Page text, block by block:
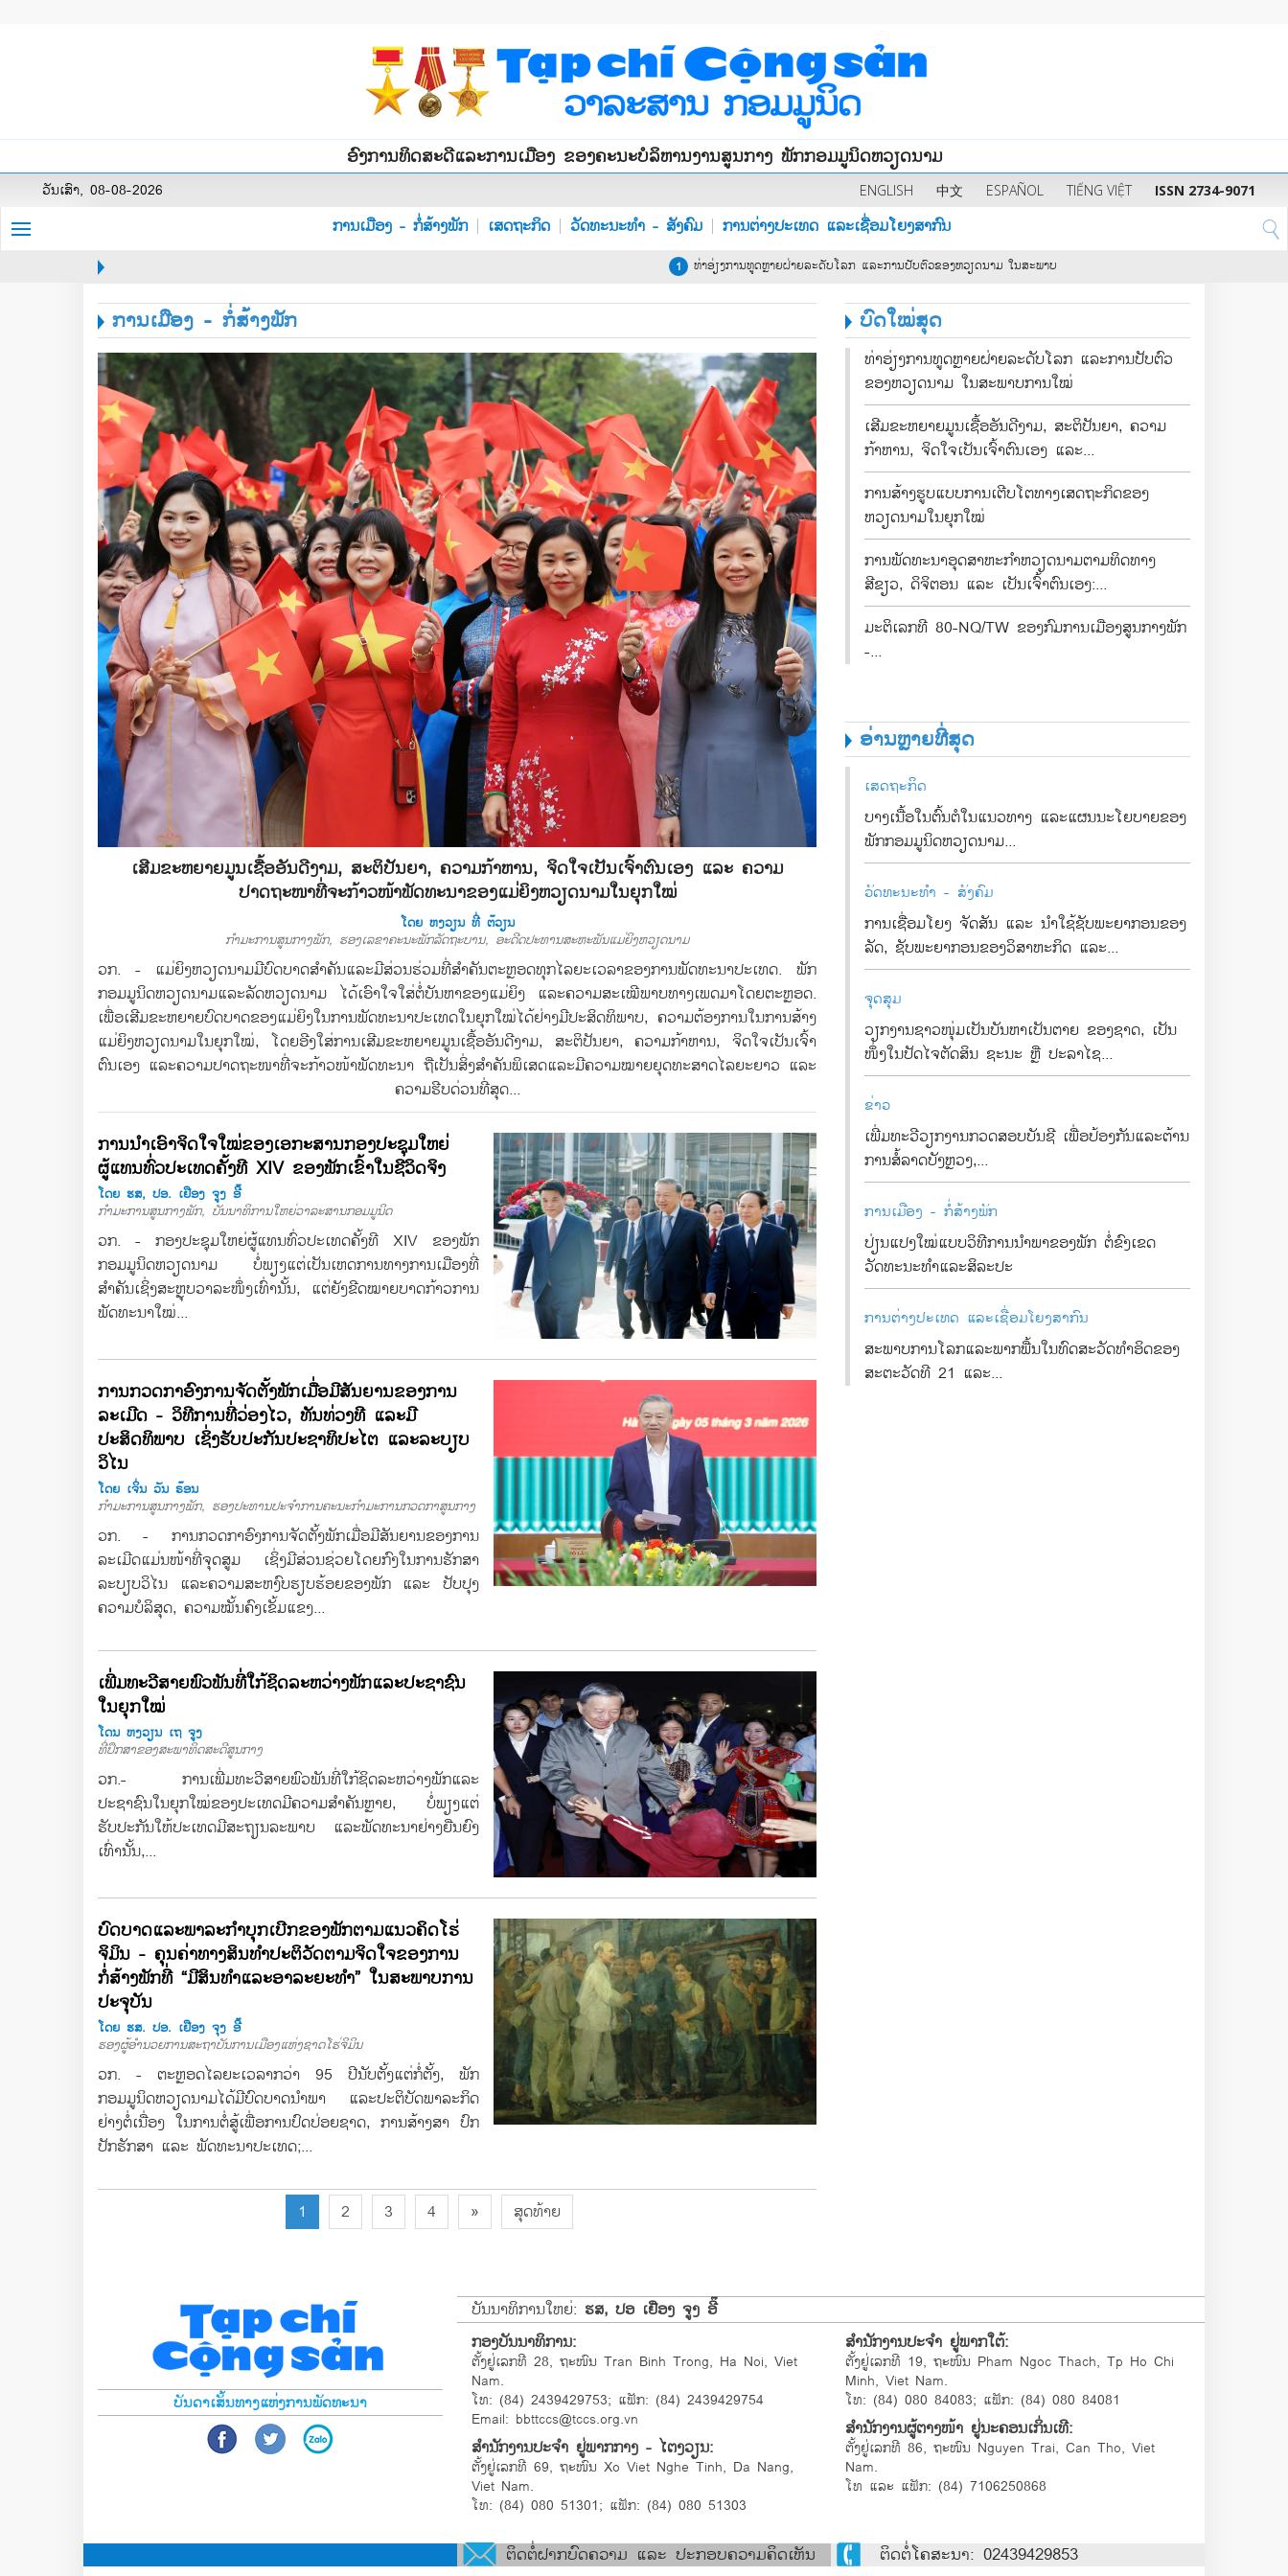
ອົງການທິດສະດີແລະການເມືອງ ຂອງຄະນະບໍລິຫານງານສູນກາງ ພັກກອມມູນິດຫວຽດນາມ
ວັນເສົາ, 08-08-2026 ENGLISH 中文 ESPAÑOL TIẾNG VIỆT ISSN 2734-9071
ການເມືອງ - ກໍ່ສ້າງພັກ ເສດຖະກິດ ວັດທະນະທຳ - ສັງຄົມ ການຕ່າງປະເທດ ແລະເຊື່ອມໂຍງສາກົນ
ທ່າອ່ຽງການທູດຫຼາຍຝ່າຍລະດັບໂລກ ແລະການປັບຕົວຂອງຫວຽດນາມ ໃນສະພາບການໃໝ່
ການເມືອງ - ກໍ່ສ້າງພັກ
ເສີມຂະຫຍາຍມູນເຊື້ອອັນດີງາມ, ສະຕິປັນຍາ, ຄວາມກ້າຫານ, ຈິດໃຈເປັນເຈົ້າຕົນເອງ ແລະ ຄວາມ
ປາດຖະໜາທີ່ຈະກ້າວໜ້າພັດທະນາຂອງແມ່ຍິງຫວຽດນາມໃນຍຸກໃໝ່
ໂດຍ ຫງວຽນ ທີ່ ຕ໊ວຽນ
ກຳມະການສູນກາງພັກ, ຮອງເລຂາຄະນະພັກລັດຖະບານ, ອະດີດປະທານສະຫະພັນແມ່ຍິງຫວຽດນາມ
ວກ. - ແມ່ຍິງຫວຽດນາມມີບົດບາດສຳຄັນແລະມີສ່ວນຮ່ວມທີ່ສຳຄັນຕະຫຼອດທຸກໄລຍະເວລາຂອງການພັດທະນາປະເທດ. ພັກ
ກອມມູນິດຫວຽດນາມແລະລັດຫວຽດນາມ ໄດ້ເອົາໃຈໃສ່ຕໍ່ບັນຫາຂອງແມ່ຍິງ ແລະຄວາມສະເໝີພາບທາງເພດມາໂດຍຕະຫຼອດ.
ເພື່ອເສີມຂະຫຍາຍບົດບາດຂອງແມ່ຍິງໃນການພັດທະນາປະເທດໃນຍຸກໃໝ່ໄດ້ຢ່າງມີປະສິດທິພາບ, ຄວາມຕ້ອງການໃນການສ້າງ
ແມ່ຍິງຫວຽດນາມໃນຍຸກໃໝ່, ໂດຍອີງໃສ່ການເສີມຂະຫຍາຍມູນເຊື້ອອັນດີງາມ, ສະຕິປັນຍາ, ຄວາມກ້າຫານ, ຈິດໃຈເປັນເຈົ້າ
ຕົນເອງ ແລະຄວາມປາດຖະໜາທີ່ຈະກ້າວໜ້າພັດທະນາ ຖືເປັນສິ່ງສຳຄັນພິເສດແລະມີຄວາມໝາຍຍຸດທະສາດໄລຍະຍາວ ແລະ
ຄວາມຮີບດ່ວນທີ່ສຸດ...
ການນຳເອົາຈິດໃຈໃໝ່ຂອງເອກະສານກອງປະຊຸມໃຫຍ່
ຜູ້ແທນທົ່ວປະເທດຄັ້ງທີ XIV ຂອງພັກເຂົ້າໃນຊີວິດຈິງ
ໂດຍ ຮສ, ປອ. ເຢືອງ ຈູງ ອີ໊
ກຳມະການສູນກາງພັກ, ບັນນາທິການໃຫຍ່ວາລະສານກອມມູນິດ
ວກ. - ກອງປະຊຸມໃຫຍ່ຜູ້ແທນທົ່ວປະເທດຄັ້ງທີ XIV ຂອງພັກ
ກອມມູນິດຫວຽດນາມ ບໍ່ພຽງແຕ່ເປັນເຫດການທາງການເມືອງທີ່
ສຳຄັນເຊິ່ງສະຫຼຸບວາລະໜຶ່ງເທົ່ານັ້ນ, ແຕ່ຍັງຂີດໝາຍບາດກ້າວການ
ພັດທະນາໃໝ່...
ການກວດກາອົງການຈັດຕັ້ງພັກເມື່ອມີສັນຍານຂອງການ
ລະເມີດ - ວິທີການທີ່ວ່ອງໄວ, ທັນທ່ວງທີ ແລະມີ
ປະສິດທິພາບ ເຊິ່ງຮັບປະກັນປະຊາທິປະໄຕ ແລະລະບຽບ
ວິໄນ
ໂດຍ ເຈິ່ນ ວັນ ຣ໊ອນ
ກຳມະການສູນກາງພັກ, ຮອງປະທານປະຈຳການຄະນະກຳມະການກວດກາສູນກາງ
ວກ. - ການກວດກາອົງການຈັດຕັ້ງພັກເມື່ອມີສັນຍານຂອງການ
ລະເມີດແມ່ນໜ້າທີ່ຈຸດສູມ ເຊິ່ງມີສ່ວນຊ່ວຍໂດຍກົງໃນການຮັກສາ
ລະບຽບວິໄນ ແລະຄວາມສະຫງົບຮຽບຮ້ອຍຂອງພັກ ແລະ ປັບປຸງ
ຄວາມບໍລິສຸດ, ຄວາມໝັ້ນຄົງເຂັ້ມແຂງ...
ເພີ່ມທະວີສາຍພົວພັນທີ່ໃກ້ຊິດລະຫວ່າງພັກແລະປະຊາຊົນ
ໃນຍຸກໃໝ່
ໂດນ ຫງວຽນ ເຖ ຈູງ
ທີ່ປຶກສາຂອງສະພາທິດສະດີສູນກາງ
ວກ.- ການເພີ່ມທະວີສາຍພົວພັນທີ່ໃກ້ຊິດລະຫວ່າງພັກແລະ
ປະຊາຊົນໃນຍຸກໃໝ່ຂອງປະເທດມີຄວາມສຳຄັນຫຼາຍ, ບໍ່ພຽງແຕ່
ຮັບປະກັນໃຫ້ປະເທດມີສະຖຽນລະພາບ ແລະພັດທະນາຢ່າງຍືນຍົງ
ເທົ່ານັ້ນ,...
ບົດບາດແລະພາລະກຳບຸກເບີກຂອງພັກຕາມແນວຄິດໂຮ່
ຈິມິນ - ຄຸນຄ່າທາງສິນທຳປະຕິວັດຕາມຈິດໃຈຂອງການ
ກໍ່ສ້າງພັກທີ່ “ມີສິນທຳແລະອາລະຍະທຳ” ໃນສະພາບການ
ປະຈຸບັນ
ໂດຍ ຮສ. ປອ. ເຢືອງ ຈຸງ ອີ໊
ຮອງຜູ້ອຳນວຍການສະຖາບັນການເມືອງແຫ່ງຊາດໂຮ່ຈິມິນ
ວກ. - ຕະຫຼອດໄລຍະເວລາກວ່າ 95 ປີນັບຕັ້ງແຕ່ກໍ່ຕັ້ງ, ພັກ
ກອມມູນິດຫວຽດນາມໄດ້ມີບົດບາດນຳພາ ແລະປະຕິບັດພາລະກິດ
ຢ່າງຕໍ່ເນື່ອງ ໃນການຕໍ່ສູ້ເພື່ອການປົດປ່ອຍຊາດ, ການສ້າງສາ ປົກ
ປັກຮັກສາ ແລະ ພັດທະນາປະເທດ;...
1 2 3 4 » ສຸດທ້າຍ
ບົດໃໝ່ສຸດ
ທ່າອ່ຽງການທູດຫຼາຍຝ່າຍລະດັບໂລກ ແລະການປັບຕົວ
ຂອງຫວຽດນາມ ໃນສະພາບການໃໝ່
ເສີມຂະຫຍາຍມູນເຊື້ອອັນດີງາມ, ສະຕິປັນຍາ, ຄວາມ
ກ້າຫານ, ຈິດໃຈເປັນເຈົ້າຕົນເອງ ແລະ...
ການສ້າງຮູບແບບການເຕີບໂຕທາງເສດຖະກິດຂອງ
ຫວຽດນາມໃນຍຸກໃໝ່
ການພັດທະນາອຸດສາຫະກຳຫວຽດນາມຕາມທິດທາງ
ສີຂຽວ, ດິຈິຕອນ ແລະ ເປັນເຈົ້າຕົນເອງ:...
ມະຕິເລກທີ 80-NQ/TW ຂອງກົມການເມືອງສູນກາງພັກ
-...
ອ່ານຫຼາຍທີ່ສຸດ
ເສດຖະກິດ
ບາງເນື້ອໃນຕົ້ນຕໍໃນແນວທາງ ແລະແຜນນະໂຍບາຍຂອງ
ພັກກອມມູນິດຫວຽດນາມ...
ວັດທະນະທຳ - ສັງຄົມ
ການເຊື່ອມໂຍງ ຈັດສັນ ແລະ ນຳໃຊ້ຊັບພະຍາກອນຂອງ
ລັດ, ຊັບພະຍາກອນຂອງວິສາຫະກິດ ແລະ...
ຈຸດສຸມ
ວຽກງານຊາວໜຸ່ມເປັນບັນຫາເປັນຕາຍ ຂອງຊາດ, ເປັນ
ໜຶ່ງໃນປັດໄຈຕັດສິນ ຊະນະ ຫຼື ປະລາໄຊ...
ຂ່າວ
ເພີ່ມທະວີວຽກງານກວດສອບບັນຊີ ເພື່ອປ້ອງກັນແລະຕ້ານ
ການສໍ້ລາດບັງຫຼວງ,...
ການເມືອງ - ກໍ່ສ້າງພັກ
ປ່ຽນແປງໃໝ່ແບບວິທີການນຳພາຂອງພັກ ຕໍ່ຂົງເຂດ
ວັດທະນະທຳແລະສິລະປະ
ການຕ່າງປະເທດ ແລະເຊື່ອມໂຍງສາກົນ
ສະພາບການໂລກແລະພາກພື້ນໃນທົດສະວັດທໍາອິດຂອງ
ສະຕະວັດທີ 21 ແລະ...
ບັນດາເສັ້ນທາງແຫ່ງການພັດທະນາ
ບັນນາທິການໃຫຍ່: ຮສ, ປອ ເຢືອງ ຈູງ ອີ໊
ກອງບັນນາທິການ:
ຕັ້ງຢູ່ເລກທີ 28, ຖະໜົນ Tran Binh Trong, Ha Noi, Viet
Nam.
ໂທ: (84) 2439429753; ແຟັກ: (84) 2439429754
Email: bbttccs@tccs.org.vn
ສຳນັກງານປະຈຳ ຢູ່ພາກກາງ - ໄຕງວຽນ:
ຕັ້ງຢູ່ເລກທີ 69, ຖະໜົນ Xo Viet Nghe Tinh, Da Nang,
Viet Nam.
ໂທ: (84) 080 51301; ແຟັກ: (84) 080 51303
ສຳນັກງານປະຈຳ ຢູ່ພາກໃຕ້:
ຕັ້ງຢູ່ເລກທີ 19, ຖະໜົນ Pham Ngoc Thach, Tp Ho Chi
Minh, Viet Nam.
ໂທ: (84) 080 84083; ແຟັກ: (84) 080 84081
ສຳນັກງານຜູ້ຕາງໜ້າ ຢູ່ນະຄອນເກິ່ນເທີ:
ຕັ້ງຢູ່ເລກທີ 86, ຖະໜົນ Nguyen Trai, Can Tho, Viet
Nam.
ໂທ ແລະ ແຟັກ: (84) 7106250868
ຕິດຕໍ່ຝາກບົດຄວາມ ແລະ ປະກອບຄວາມຄິດເຫັນ ຕິດຕໍ່ໂຄສະນາ: 02439429853